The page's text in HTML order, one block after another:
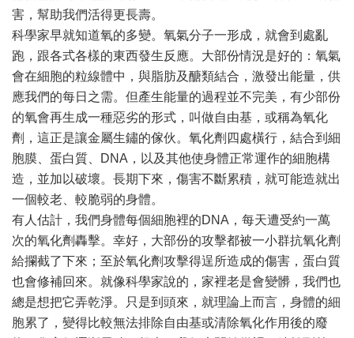
害，幫助我們活得更長壽。
科學家早就知道氧的多變。氧氣分子一形成，就會到處亂
跑，跟各式各樣的東西發生反應。大部份情況是好的：氧氣
會在細胞的粒線體中，與脂肪及醣類結合，激發出能量，供
應我們的每日之需。但產生能量的過程並不完美，有少部份
的氧會再生成一種惡劣的形式，叫做自由基，或稱為氧化
劑，這正是讓金屬生鏽的傢伙。氧化劑四處橫行，結合到細
胞膜、蛋白質、DNA，以及其他使身體正常運作的細胞構
造，並加以破壞。長期下來，傷害不斷累積，就可能造就出
一個較老、較脆弱的身體。
有人估計，我們身體每個細胞裡的DNA，每天遭受約一萬
次的氧化劑轟擊。幸好，大部份的攻擊都被一小群抗氧化劑
給攔截了下來；至於氧化劑攻擊得逞所造成的傷害，蛋白質
也會修補回來。就像科學家說的，家裡老是會變髒，我們也
總是想把它弄乾淨。只是到頭來，就理論上而言，身體的細
胞累了，變得比較無法排除自由基或清除氧化作用後的廢